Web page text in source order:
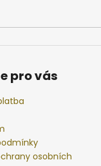
pro vás
osobních